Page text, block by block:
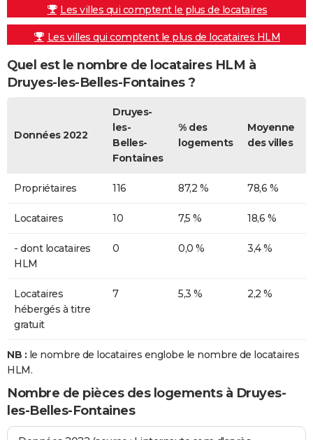
Les villes qui comptent le plus de locataires
Les villes qui comptent le plus de locataires HLM
Quel est le nombre de locataires HLM à
Druyes-les-Belles-Fontaines ?
Données 2022
Druyes-
les-
Belles-
Fontaines
% des
logements
Moyenne
des villes
Propriétaires 116 87,2 % 78,6 %
Locataires 10 7,5 % 18,6 %
- dont locataires
HLM
0 0,0 % 3,4 %
Locataires
hébergés à titre
gratuit
7 5,3 % 2,2 %
NB : le nombre de locataires englobe le nombre de locataires
HLM.
Nombre de pièces des logements à Druyes-
les-Belles-Fontaines